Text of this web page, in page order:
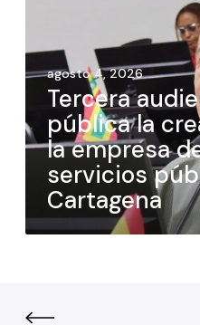
agosto 4, 2026
Tercera
pública la
la empresa
servicios
Cartagena